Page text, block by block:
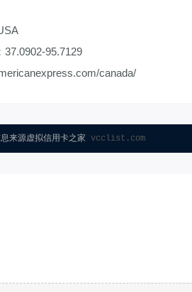
37.0902-95.7129
canada/
来源虚拟信用卡之家 vcclist.com